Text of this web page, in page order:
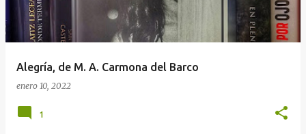
a
d
Alegría, de M. A. Carmona del Barco
enero 10, 2022
1